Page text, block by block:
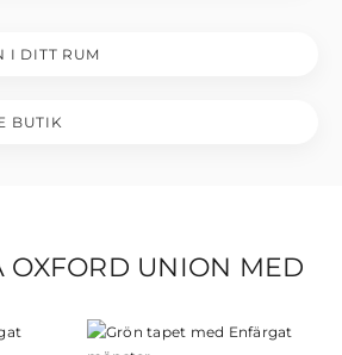
I DITT RUM
BUTIK
OXFORD UNION MED